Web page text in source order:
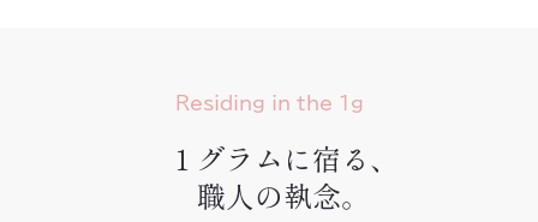
Residing in the 1g
１グラムに宿る、
職人の執念。